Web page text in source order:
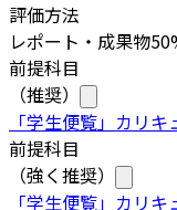
評価方法
レポート・成果物
前提科目
（推奨）
「学生便覧」カリ
前提科目
（強く推奨）
「学生便覧」カリ